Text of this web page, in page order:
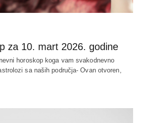
za 10. mart 2026. godine
horoskop koga vam svakodnevno
sa naših područja- Ovan otvoren,